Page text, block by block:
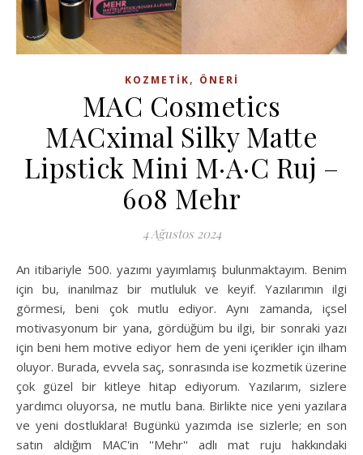
KOZMETIK, ÖNERI
MAC Cosmetics
MACximal Silky Matte
Lipstick Mini M·A·C Ruj –
608 Mehr
4 Ağustos 2024
An itibariyle 500. yazımı yayımlamış bulunmaktayım. Benim
için bu, inanılmaz bir mutluluk ve keyif. Yazılarımın ilgi
görmesi, beni çok mutlu ediyor. Aynı zamanda, içsel
motivasyonum bir yana, gördüğüm bu ilgi, bir sonraki yazı
için beni hem motive ediyor hem de yeni içerikler için ilham
oluyor. Burada, evvela saç, sonrasında ise kozmetik üzerine
çok güzel bir kitleye hitap ediyorum. Yazılarım, sizlere
yardımcı oluyorsa, ne mutlu bana. Birlikte nice yeni yazılara
ve yeni dostluklara! Bugünkü yazımda ise sizlerle; en son
satın aldığım MAC'in ''Mehr'' adlı mat ruju hakkındaki